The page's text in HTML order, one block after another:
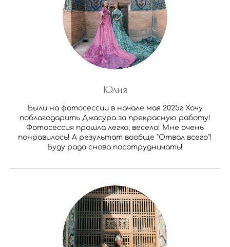
Юлия
Были на фотосессии в начале мая 2025г Хочу
поблагодарить Джасура за прекрасную работу!
Фотосессия прошла легко, весело! Мне очень
понравилось! А результат вообще "Отвал всего"!
Буду рада снова посотрудничать!